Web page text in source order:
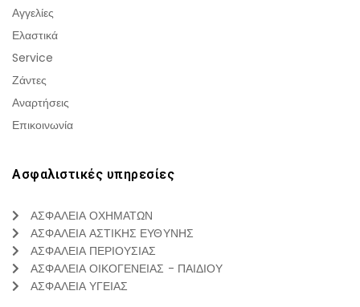
Αγγελίες
Ελαστικά
Service
Ζάντες
Αναρτήσεις
Επικοινωνία
Ασφαλιστικές υπηρεσίες
ΑΣΦΑΛΕΙΑ ΟΧΗΜΑΤΩΝ
ΑΣΦΑΛΕΙΑ ΑΣΤΙΚΗΣ ΕΥΘΥΝΗΣ
ΑΣΦΑΛΕΙΑ ΠΕΡΙΟΥΣΙΑΣ
ΑΣΦΑΛΕΙΑ ΟΙΚΟΓΕΝΕΙΑΣ - ΠΑΙΔΙΟΥ
ΑΣΦΑΛΕΙΑ ΥΓΕΙΑΣ